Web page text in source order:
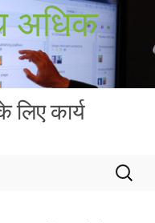
अधिक
लिए कार्य
निम्न
को